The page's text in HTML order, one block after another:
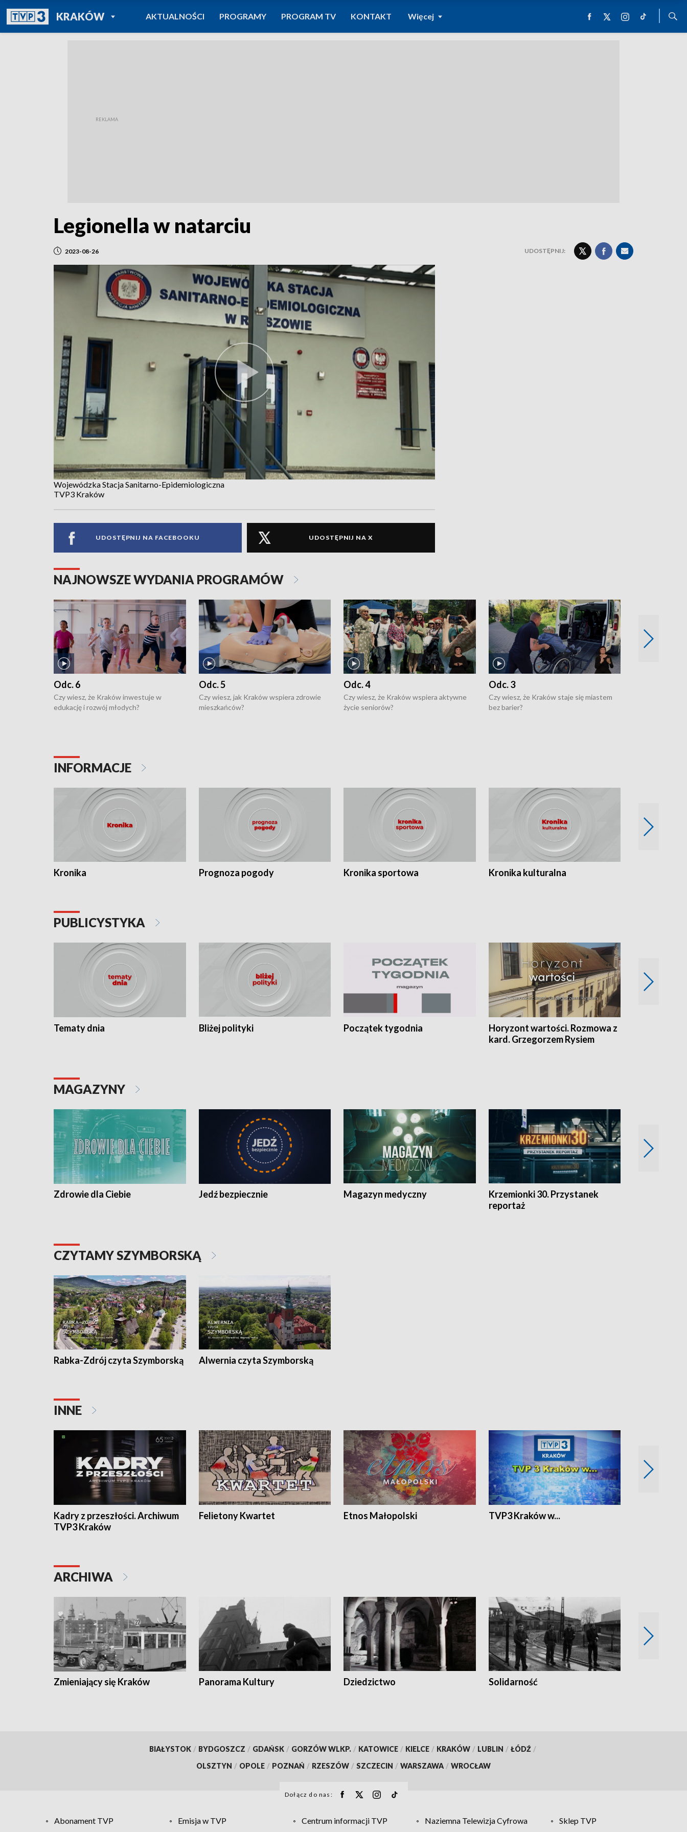
KRAKÓWPOWRÓT DO
TVP REGIONY
AKTUALNOŚCI PROGRAMY PROGRAM TV KONTAKT Więcej
Legionella w natarciu
2023-08-26 UDOSTĘPNIJ:
Wojewódzka Stacja Sanitarno-Epidemiologiczna
TVP3 Kraków
UDOSTĘPNIJ NA FACEBOOKU UDOSTĘPNIJ NA X
NAJNOWSZE WYDANIA PROGRAMÓW
Odc. 6
Czy wiesz, że Kraków inwestuje w
edukację i rozwój młodych?
Odc. 5
Czy wiesz, jak Kraków wspiera zdrowie
mieszkańców?
Odc. 4
Czy wiesz, że Kraków wspiera aktywne
życie seniorów?
Odc. 3
Czy wiesz, że Kraków staje się miastem
bez barier?
INFORMACJE
Kronika Prognoza pogody Kronika sportowa Kronika kulturalna
PUBLICYSTYKA
Tematy dnia Bliżej polityki Początek tygodnia
Horyzont wartości. Rozmowa z
kard. Grzegorzem Rysiem
MAGAZYNY
Zdrowie dla Ciebie Jedź bezpiecznie Magazyn medyczny
Krzemionki 30. Przystanek
reportaż
CZYTAMY SZYMBORSKĄ
Rabka-Zdrój czyta Szymborską Alwernia czyta Szymborską
INNE
Kadry z przeszłości. Archiwum
TVP3 Kraków
Felietony Kwartet Etnos Małopolski TVP3 Kraków w...
ARCHIWA
Zmieniający się Kraków Panorama Kultury Dziedzictwo Solidarność
BIAŁYSTOK / BYDGOSZCZ / GDAŃSK / GORZÓW WLKP. / KATOWICE / KIELCE / KRAKÓW / LUBLIN / ŁÓDŹ /
OLSZTYN / OPOLE / POZNAŃ / RZESZÓW / SZCZECIN / WARSZAWA / WROCŁAW
Dołącz do nas:
Abonament TVP Emisja w TVP Centrum informacji TVP Naziemna Telewizja Cyfrowa
Sklep TVP